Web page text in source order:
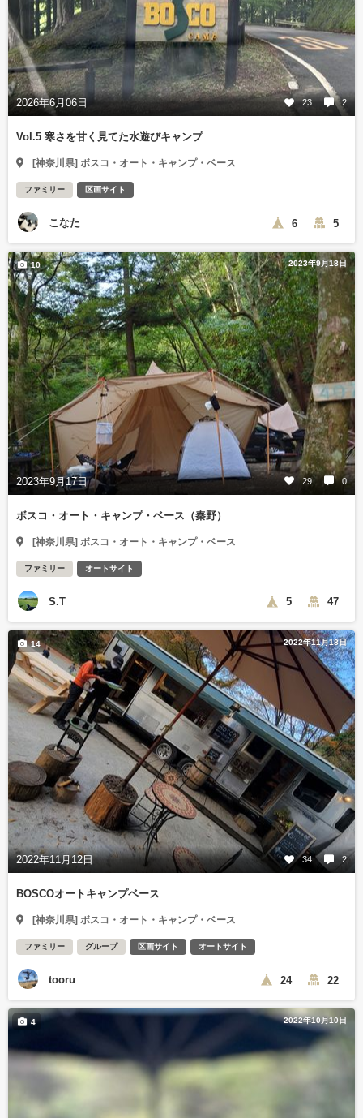
2026年6月06日 23 2
Vol.5 寒さを甘く見てた水遊びキャンプ
[神奈川県] ボスコ・オート・キャンプ・ベース
ファミリー 区画サイト
こなた 6 5
2023年9月18日
2023年9月17日 29 0
10
ボスコ・オート・キャンプ・ベース（秦野）
[神奈川県] ボスコ・オート・キャンプ・ベース
ファミリー オートサイト
S.T 5 47
2022年11月18日
2022年11月12日 34 2
14
BOSCOオートキャンプベース
[神奈川県] ボスコ・オート・キャンプ・ベース
ファミリー グループ 区画サイト オートサイト
tooru 24 22
2022年10月10日
4